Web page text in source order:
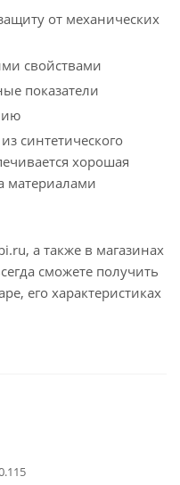
от механических
свойствами
показатели
синтетического
хорошая
материалами
а также в магазинах
сможете получить
его характеристиках